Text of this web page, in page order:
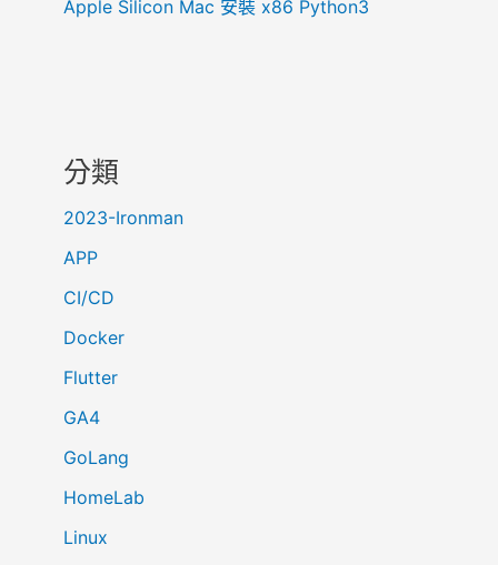
Apple Silicon Mac 安裝 x86 Python3
分類
2023-Ironman
APP
CI/CD
Docker
Flutter
GA4
GoLang
HomeLab
Linux